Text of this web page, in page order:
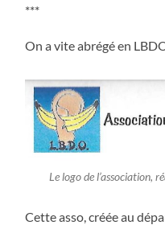
***
On a vite abrégé en
Le logo de l’association,
Cette asso, créée au